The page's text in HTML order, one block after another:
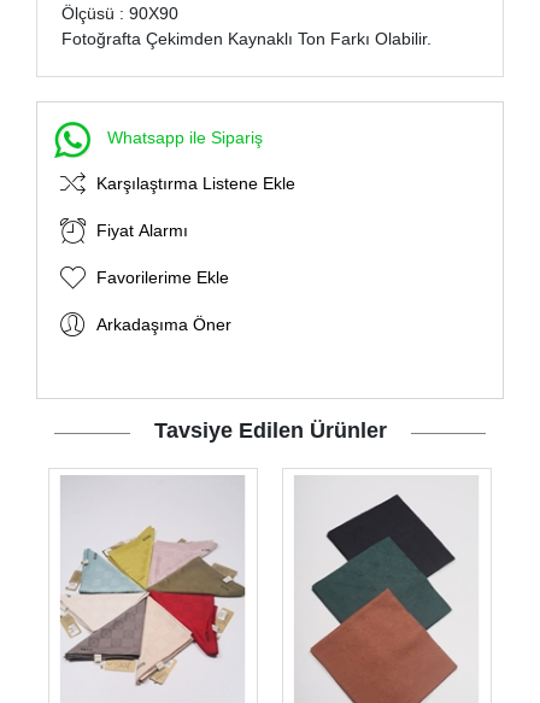
Ölçüsü : 90X90
Fotoğrafta Çekimden Kaynaklı Ton Farkı Olabilir.
Whatsapp ile Sipariş
Karşılaştırma Listene Ekle
Fiyat Alarmı
Favorilerime Ekle
Arkadaşıma Öner
Tavsiye Edilen Ürünler